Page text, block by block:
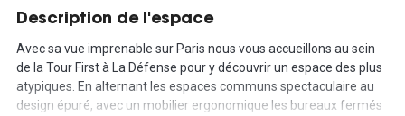
Description de l'espace
Avec sa vue imprenable sur Paris nous vous accueillons au sein
de la Tour First à La Défense pour y découvrir un espace des plus
atypiques. En alternant les espaces communs spectaculaire au
design épuré, avec un mobilier ergonomique les bureaux fermés